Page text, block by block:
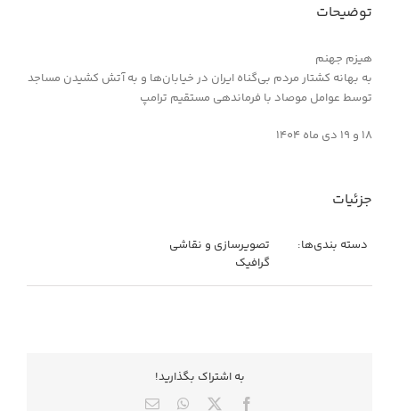
توضیحات
هیزم جهنم
به بهانه کشتار مردم بی‌گناه ایران در خیابان‌ها و به آتش کشیدن مساجد
توسط عوامل موصاد با فرماندهی مستقیم ترامپ
۱۸ و ۱۹ دی ماه ۱۴۰۴
جزئیات
دسته بندی‌ها:
تصویرسازی و نقاشی
گرافیک
به اشتراك بگذاريد!
Facebook
X
WhatsApp
ایمیل